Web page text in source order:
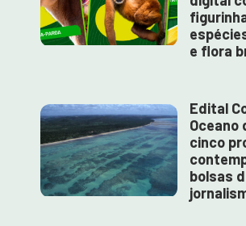
e flora
Edital
Oceano
cinco
bolsas